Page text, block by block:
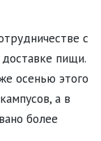
с
пищи.
осенью этого
а в
более